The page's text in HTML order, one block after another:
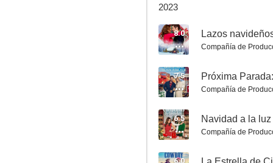
Una familia por Navidad
2023
8.0 Lazos
Compañía de
7.5 Próxima
Compañía de
6.5 Navidad a la
Compañía de
6.0